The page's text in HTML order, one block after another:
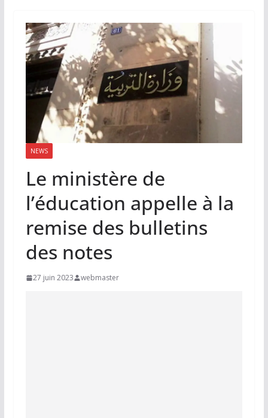
NEWS
Le ministère de
l’éducation appelle à la
remise des bulletins
des notes
27 juin 2023 webmaster